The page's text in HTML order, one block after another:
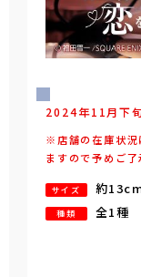
2024年11月下
※店舗の在庫状況
ますので予めご了
サイズ 約
種類 全1種